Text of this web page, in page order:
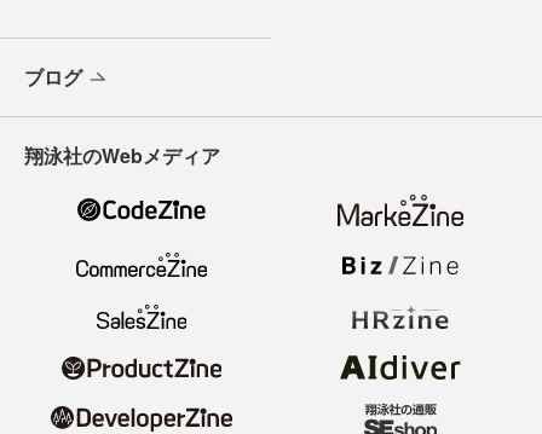
ブログ
翔泳社のWebメディア